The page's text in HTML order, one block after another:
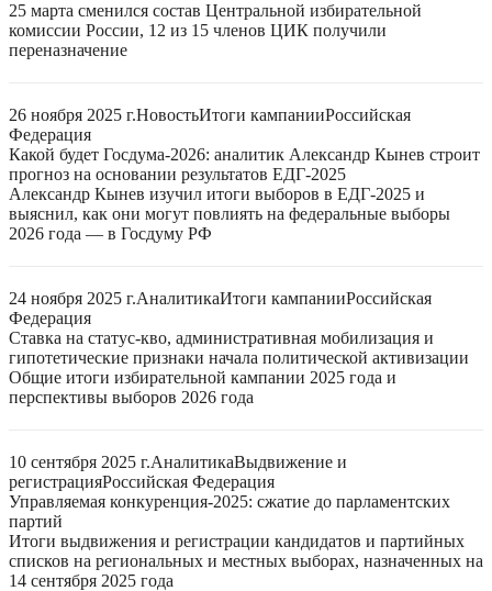
25 марта сменился состав Центральной избирательной
комиссии России, 12 из 15 членов ЦИК получили
переназначение
26 ноября 2025 г.НовостьИтоги кампанииРоссийская
Федерация
Какой будет Госдума-2026: аналитик Александр Кынев строит
прогноз на основании результатов ЕДГ-2025
Александр Кынев изучил итоги выборов в ЕДГ-2025 и
выяснил, как они могут повлиять на федеральные выборы
2026 года — в Госдуму РФ
24 ноября 2025 г.АналитикаИтоги кампанииРоссийская
Федерация
Ставка на статус-кво, административная мобилизация и
гипотетические признаки начала политической активизации
Общие итоги избирательной кампании 2025 года и
перспективы выборов 2026 года
10 сентября 2025 г.АналитикаВыдвижение и
регистрацияРоссийская Федерация
Управляемая конкуренция-2025: сжатие до парламентских
партий
Итоги выдвижения и регистрации кандидатов и партийных
списков на региональных и местных выборах, назначенных на
14 сентября 2025 года